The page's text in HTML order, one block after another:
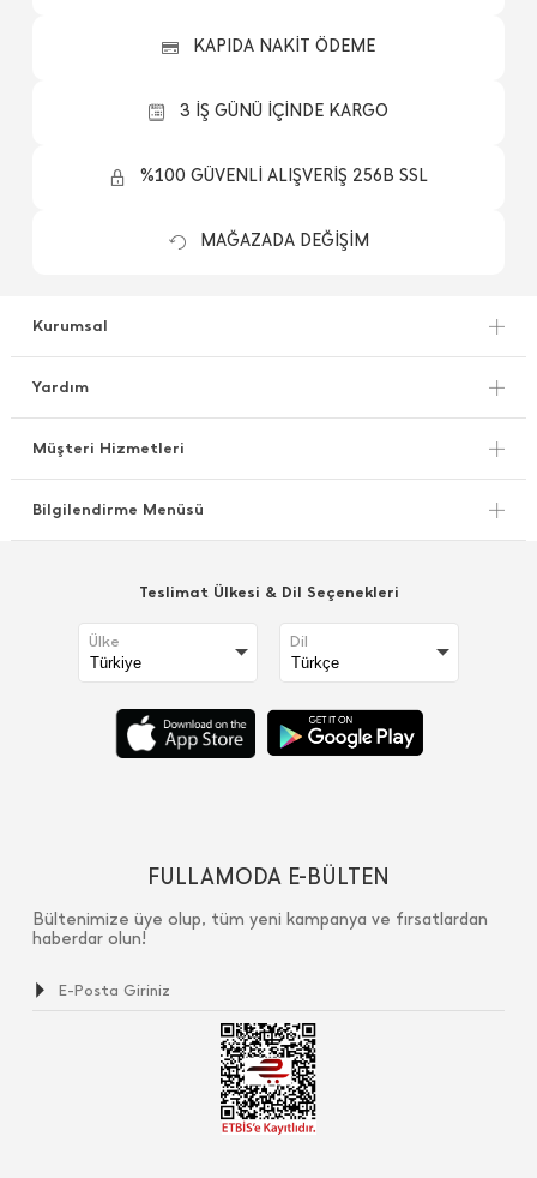
KAPIDA NAKİT ÖDEME
3 İŞ GÜNÜ İÇİNDE KARGO
%100 GÜVENLİ ALIŞVERİŞ 256B SSL
MAĞAZADA DEĞİŞİM
Kurumsal
Yardım
Müşteri Hizmetleri
Bilgilendirme Menüsü
Teslimat Ülkesi & Dil Seçenekleri
Ülke Dil
FULLAMODA E-BÜLTEN
Bültenimize üye olup, tüm yeni kampanya ve fırsatlardan
haberdar olun!